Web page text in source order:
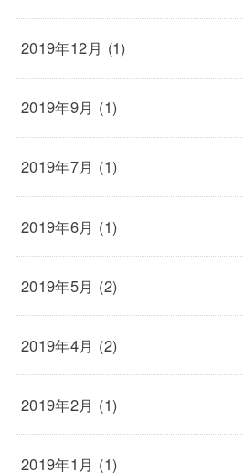
2019年12月 (1)
2019年9月 (1)
2019年7月 (1)
2019年6月 (1)
2019年5月 (2)
2019年4月 (2)
2019年2月 (1)
2019年1月 (1)